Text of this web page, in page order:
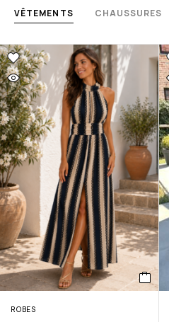
VÊTEMENTS CHAUSSURES
ROBES